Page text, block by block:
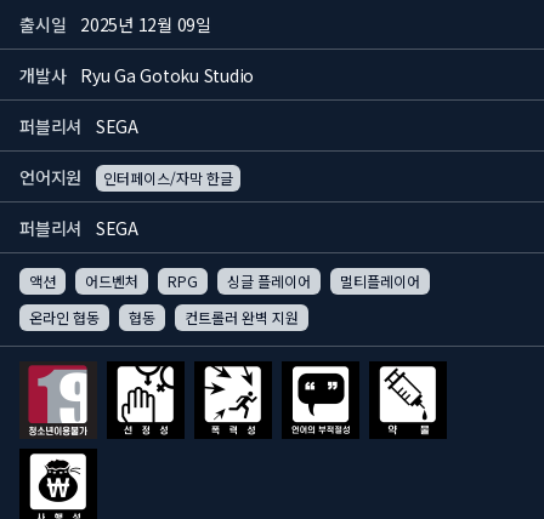
출시일 2025년 12월 09일
개발사 Ryu Ga Gotoku Studio
퍼블리셔 SEGA
언어지원 인터페이스/자막 한글
퍼블리셔 SEGA
액션 어드벤처 RPG 싱글 플레이어
멀티플레이어
온라인 협동
협동 컨트롤러 완벽 지원